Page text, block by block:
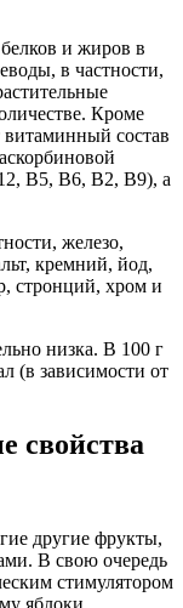
и жиров в
в частности,
Кроме
витаминный состав
В5, В6, В2, В9), а
железо,
кремний, йод,
стронций, хром и
низка. В 100 г
(в зависимости от
свойства
другие фрукты,
В свою очередь
стимулятором